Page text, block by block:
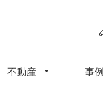
不動産 事例